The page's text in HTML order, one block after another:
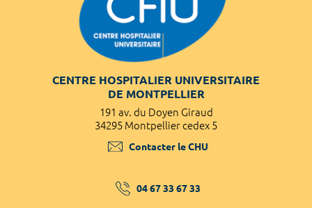
CENTRE HOSPITALIER UNIVERSITAIRE
DE MONTPELLIER
191 av. du Doyen Giraud
34295 Montpellier cedex 5
Contacter le CHU
04 67 33 67 33